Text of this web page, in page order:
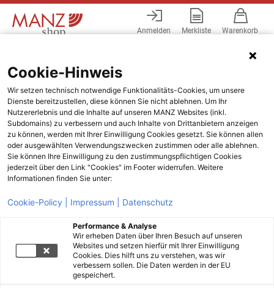
Anmelden Merkliste Warenkorb
Cookie-Hinweis
Wir setzen technisch notwendige Funktionalitäts-Cookies, um unsere
Dienste bereitzustellen, diese können Sie nicht ablehnen. Um Ihr
Nutzererlebnis und die Inhalte auf unseren MANZ Websites (inkl.
Subdomains) zu verbessern und auch Inhalte von Drittanbietern anzeigen
zu können, werden mit Ihrer Einwilligung Cookies gesetzt. Sie können allen
oder ausgewählten Verwendungszwecken zustimmen oder alle ablehnen.
Sie können Ihre Einwilligung zu den zustimmungspflichtigen Cookies
jederzeit über den Link "Cookies" im Footer widerrufen. Weitere
Informationen finden Sie unter:
Cookie-Policy | Impressum | Datenschutz
Performance & Analyse
Wir erheben Daten über Ihren Besuch auf unseren
Websites und setzen hierfür mit Ihrer Einwilligung
Cookies. Dies hilft uns zu verstehen, was wir
verbessern sollen. Die Daten werden in der EU
gespeichert.